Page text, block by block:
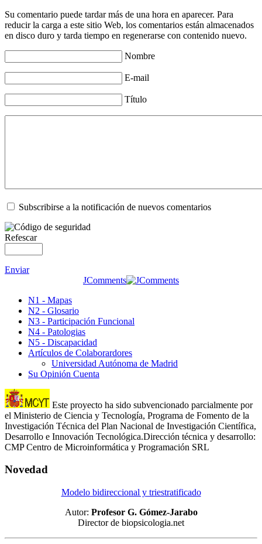
Su comentario puede tardar más de una hora en aparecer. Para
reducir la carga a este sitio Web, los comentarios están almacenados
en disco duro y tarda tiempo en regenerarse con contenido nuevo.
Nombre
E-mail
Título
Subscribirse a la notificación de nuevos comentarios
Refescar
Enviar
JComments
N1 - Mapas
N2 - Glosario
N3 - Participación Funcional
N4 - Patologias
N5 - Discapacidad
Artículos de Colaborardores
Universidad Autónoma de Madrid
Su Opinión Cuenta
Este proyecto ha sido subvencionado parcialmente por
el Ministerio de Ciencia y Tecnología, Programa de Fomento de la
Investigación Técnica del Plan Nacional de Investigación Científica,
Desarrollo e Innovación Tecnológica.Dirección técnica y desarrollo:
CMP Centro de Microinformática y Programación SRL
Novedad
Modelo bidireccional y triestratificado
Autor: Profesor G. Gómez-Jarabo
Director de biopsicologia.net